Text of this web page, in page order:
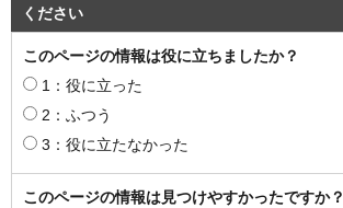
ください
このページの情報は役に立ちましたか？
1：役に立った
2：ふつう
3：役に立たなかった
このページの情報は見つけやすかったですか？